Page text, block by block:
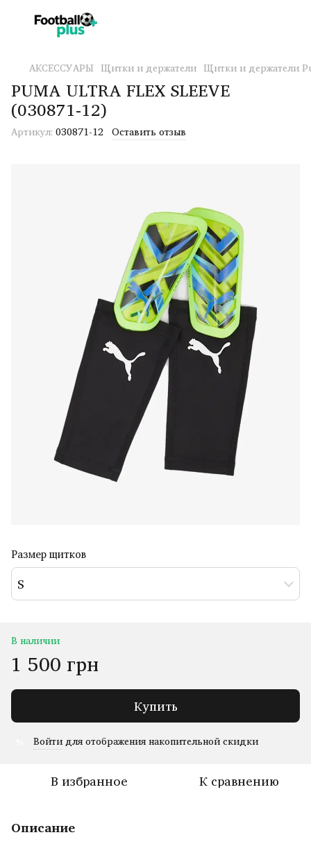
АКСЕССУАРЫ Щитки и держатели Щитки и держатели
PUMA ULTRA FLEX SLEEVE
(030871-12)
Артикул: 030871-12 Оставить отзыв
Размер щитков
S
В наличии
1 500 грн
Купить
Войтидля отображения накопительной скидки
В избранное К сравнению
Описание